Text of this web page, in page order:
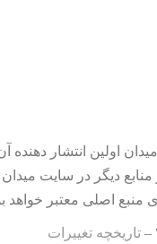
اولین انتشار دهنده
دیگر در سایت میدان
منبع اصلی معتبر خواهد
تاریخچه تغییرات